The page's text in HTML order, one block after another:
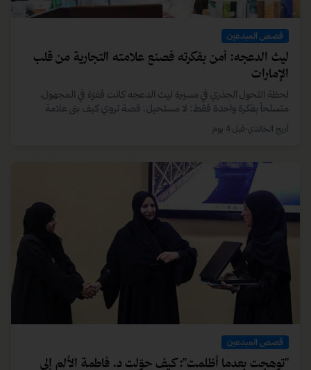
قصص المبدعين
سحر بالمر: كيف حوّلت 33 عاماً من الخبرة إلى محتوى
يصل للملايين
شخص. اليوم، ومن دبي، تقود سحر بالمر حواراً معمّقاً حول الوعي الذاتي
والقيادة عبر منصتها "Unbox with Sahar".
قصص المبدعين